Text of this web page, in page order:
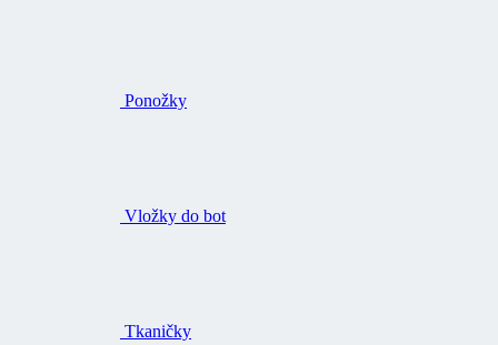
Ponožky
Vložky do bot
Tkaničky